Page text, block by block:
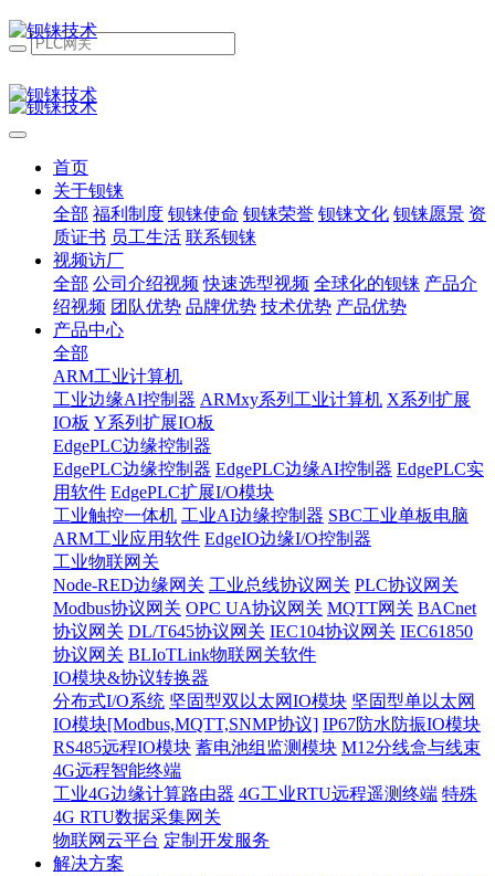
首页
关于钡铼
全部 福利制度 钡铼使命 钡铼荣誉 钡铼文化 钡铼愿景 资
质证书 员工生活 联系钡铼
视频访厂
全部 公司介绍视频 快速选型视频 全球化的钡铼 产品介
绍视频 团队优势 品牌优势 技术优势 产品优势
产品中心
全部
ARM工业计算机
工业边缘AI控制器 ARMxy系列工业计算机 X系列扩展
IO板 Y系列扩展IO板
EdgePLC边缘控制器
EdgePLC边缘控制器 EdgePLC边缘AI控制器 EdgePLC实
用软件 EdgePLC扩展I/O模块
工业触控一体机 工业AI边缘控制器 SBC工业单板电脑
ARM工业应用软件 EdgeIO边缘I/O控制器
工业物联网关
Node-RED边缘网关 工业总线协议网关 PLC协议网关
Modbus协议网关 OPC UA协议网关 MQTT网关 BACnet
协议网关 DL/T645协议网关 IEC104协议网关 IEC61850
协议网关 BLIoTLink物联网关软件
IO模块&协议转换器
分布式I/O系统 坚固型双以太网IO模块 坚固型单以太网
IO模块[Modbus,MQTT,SNMP协议] IP67防水防振IO模块
RS485远程IO模块 蓄电池组监测模块 M12分线盒与线束
4G远程智能终端
工业4G边缘计算路由器 4G工业RTU远程遥测终端 特殊
4G RTU数据采集网关
物联网云平台 定制开发服务
解决方案